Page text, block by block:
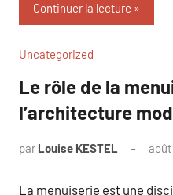
Continuer la lecture
Uncategorized
Le rôle de la
l’architecture
par Louise KESTEL août
La menuiserie est une